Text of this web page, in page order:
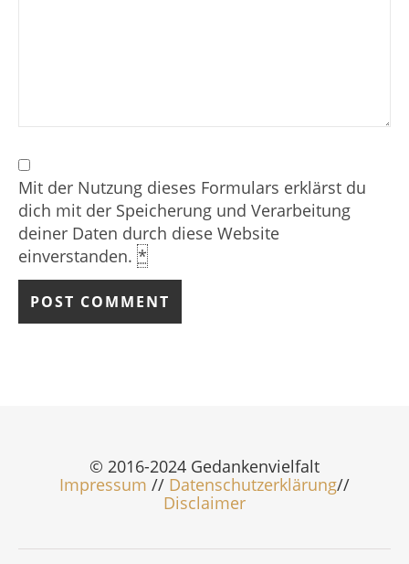
Mit der Nutzung dieses Formulars erklärst du
dich mit der Speicherung und Verarbeitung
deiner Daten durch diese Website
einverstanden. *
© 2016-2024 Gedankenvielfalt
Impressum // Datenschutzerklärung//
Disclaimer